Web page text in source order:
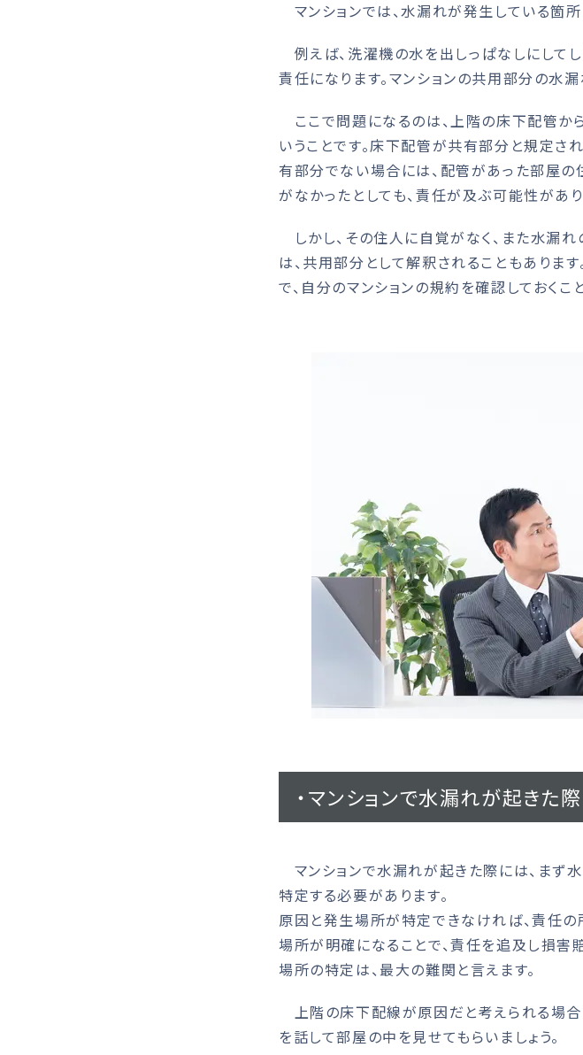
マンションでは、水漏れが発生している箇所
例えば、洗濯機の水を出しっぱなしにして
責任になります。マンションの共用部分の水
ここで問題になるのは、上階の床下配管か
いうことです。床下配管が共有部分と規定さ
有部分でない場合には、配管があった部屋の
がなかったとしても、責任が及ぶ可能性があり
しかし、その住人に自覚がなく、また水漏
は、共用部分として解釈されることもありま
で、自分のマンションの規約を確認しておくこ
・マンションで水漏れが起きた
マンションで水漏れが起きた際には、まず
特定する必要があります。
原因と発生場所が特定できなければ、責任の
場所が明確になることで、責任を追及し損害
場所の特定は、最大の難関と言えます。
上階の床下配線が原因だと考えられる場合
を話して部屋の中を見せてもらいましょう。